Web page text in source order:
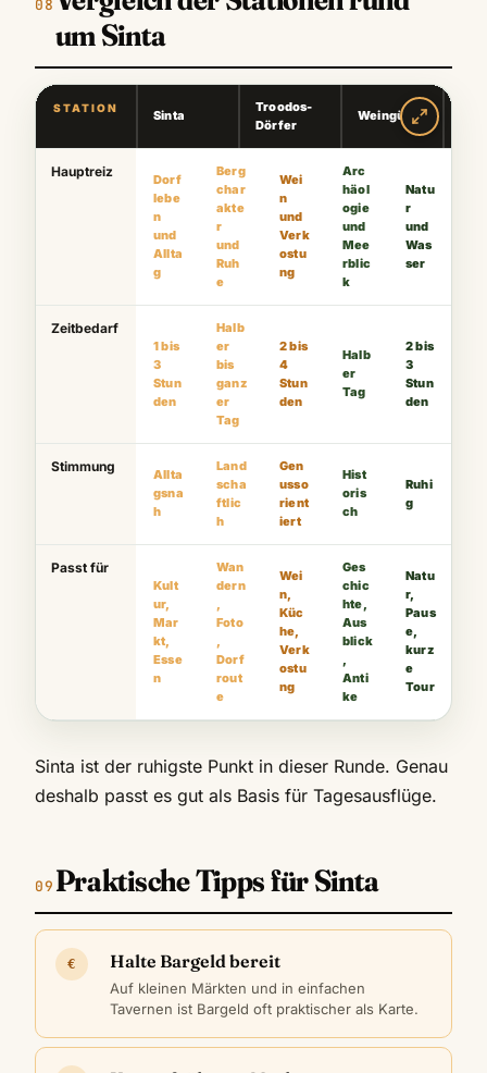
um Sinta
STATION
Sinta
Troodos-
Dörfer
Weingüter
Hauptreiz
Dorf
lebe
n
und
Allta
g
Berg
char
akte
r
und
Ruh
e
Wei
n
und
Verk
ostu
ng
Arc
häol
ogie
und
Mee
rblic
k
Natu
r
und
Was
ser
Zeitbedarf
1 bis
3
Stun
den
Halb
er
bis
ganz
er
Tag
2 bis
4
Stun
den
Halb
er
Tag
2 bis
3
Stun
den
Stimmung
Allta
gsna
h
Land
scha
ftlic
h
Gen
usso
rient
iert
Hist
oris
ch
Ruhi
g
Passt für
Kult
ur,
Mar
kt,
Esse
n
Wan
dern
,
Foto
,
Dorf
rout
e
Wei
n,
Küc
he,
Verk
ostu
ng
Ges
chic
hte,
Aus
blick
,
Anti
ke
Natu
r,
Paus
e,
kurz
e
Tour
Sinta ist der ruhigste Punkt in dieser Runde. Genau
deshalb passt es gut als Basis für Tagesausflüge.
Praktische Tipps für Sinta
€ Halte Bargeld bereit
Auf kleinen Märkten und in einfachen
Tavernen ist Bargeld oft praktischer als Karte.